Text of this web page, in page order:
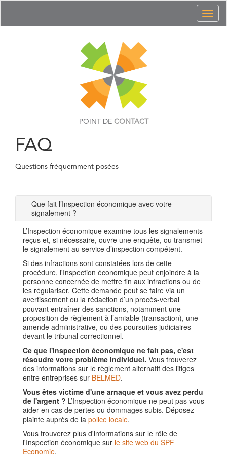
POINT DE CONTACT
FAQ
Questions fréquemment posées
Que fait l’Inspection économique avec votre
signalement ?
L’Inspection économique examine tous les signalements
reçus et, si nécessaire, ouvre une enquête, ou transmet
le signalement au service d’inspection compétent.
Si des infractions sont constatées lors de cette
procédure, l'Inspection économique peut enjoindre à la
personne concernée de mettre fin aux infractions ou de
les régulariser. Cette demande peut se faire via un
avertissement ou la rédaction d’un procès-verbal
pouvant entraîner des sanctions, notamment une
proposition de règlement à l’amiable (transaction), une
amende administrative, ou des poursuites judiciaires
devant le tribunal correctionnel.
Ce que l'Inspection économique ne fait pas, c'est
résoudre votre problème individuel. Vous trouverez
des informations sur le règlement alternatif des litiges
entre entreprises sur BELMED.
Vous êtes victime d'une arnaque et vous avez perdu
de l'argent ? L’Inspection économique ne peut pas vous
aider en cas de pertes ou dommages subis. Déposez
plainte auprès de la police locale.
Vous trouverez plus d'informations sur le rôle de
l'Inspection économique sur le site web du SPF
Economie.